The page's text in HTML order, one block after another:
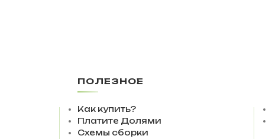
ПОЛЕЗНОЕ
Как купить?
Платите Долями
Схемы сборки